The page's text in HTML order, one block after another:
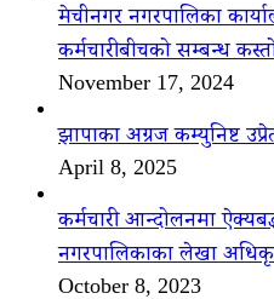
मेचीनगर नगरपालिका
कर्मचारीबीचको सम्बन्ध
November 17, 2024
झापाका अग्रज कम्युनिष्ट
April 8, 2025
कर्मचारी आन्दोलनमा
नगरपालिकाका लेखा
October 8, 2023